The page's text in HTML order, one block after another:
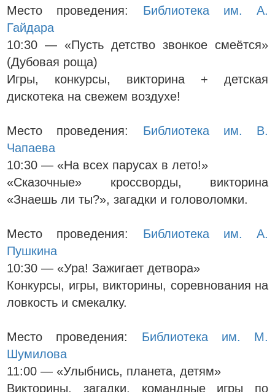
Место проведения: Библиотека им. А.
Гайдара
10:30 — «Пусть детство звонкое смеётся»
(Дубовая роща)
Игры, конкурсы, викторина + детская
дискотека на свежем воздухе!
Место проведения: Библиотека им. В.
Чапаева
10:30 — «На всех парусах в лето!»
«Сказочные» кроссворды, викторина
«Знаешь ли ты?», загадки и головоломки.
Место проведения: Библиотека им. А.
Пушкина
10:30 — «Ура! Зажигает детвора»
Конкурсы, игры, викторины, соревнования на
ловкость и смекалку.
Место проведения: Библиотека им. М.
Шумилова
11:00 — «Улыбнись, планета, детям»
Викторины, загадки, командные игры по